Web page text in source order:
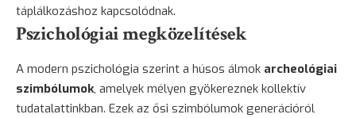
táplálkozáshoz kapcsolódnak.
Pszichológiai megközelítések
A modern pszichológia szerint a húsos álmok archeológiai
szimbólumok, amelyek mélyen gyökereznek kollektív
tudatalattinkban. Ezek az ősi szimbólumok generációról